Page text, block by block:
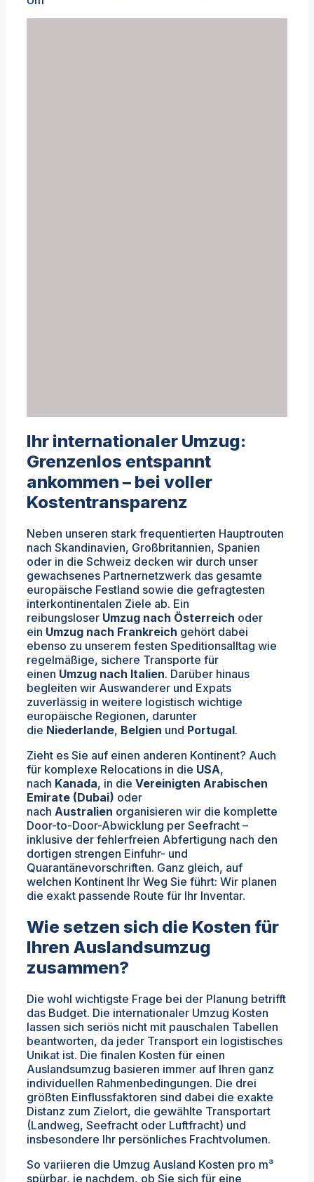
Ihr internationaler Umzug:
Grenzenlos entspannt
ankommen – bei voller
Kostentransparenz
Neben unseren stark frequentierten Hauptrouten
nach Skandinavien, Großbritannien, Spanien
oder in die Schweiz decken wir durch unser
gewachsenes Partnernetzwerk das gesamte
europäische Festland sowie die gefragtesten
interkontinentalen Ziele ab. Ein
reibungsloser Umzug nach Österreich oder
ein Umzug nach Frankreich gehört dabei
ebenso zu unserem festen Speditionsalltag wie
regelmäßige, sichere Transporte für
einen Umzug nach Italien. Darüber hinaus
begleiten wir Auswanderer und Expats
zuverlässig in weitere logistisch wichtige
europäische Regionen, darunter
die Niederlande, Belgien und Portugal.
Zieht es Sie auf einen anderen Kontinent? Auch
für komplexe Relocations in die USA,
nach Kanada, in die Vereinigten Arabischen
Emirate (Dubai) oder
nach Australien organisieren wir die komplette
Door-to-Door-Abwicklung per Seefracht –
inklusive der fehlerfreien Abfertigung nach den
dortigen strengen Einfuhr- und
Quarantänevorschriften. Ganz gleich, auf
welchen Kontinent Ihr Weg Sie führt: Wir planen
die exakt passende Route für Ihr Inventar.
Wie setzen sich die Kosten für
Ihren Auslandsumzug
zusammen?
Die wohl wichtigste Frage bei der Planung betrifft
das Budget. Die internationaler Umzug Kosten
lassen sich seriös nicht mit pauschalen Tabellen
beantworten, da jeder Transport ein logistisches
Unikat ist. Die finalen Kosten für einen
Auslandsumzug basieren immer auf Ihren ganz
individuellen Rahmenbedingungen. Die drei
größten Einflussfaktoren sind dabei die exakte
Distanz zum Zielort, die gewählte Transportart
(Landweg, Seefracht oder Luftfracht) und
insbesondere Ihr persönliches Frachtvolumen.
So variieren die Umzug Ausland Kosten pro m³
spürbar, je nachdem, ob Sie sich für eine